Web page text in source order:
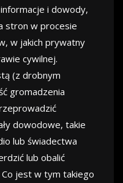
i dowody,
stron w procesie
w jakich prywatny
cywilnej.
(z drobnym
gromadzenia
dowodowe, takie
lub świadectwa
lub obalić
jest w tym takiego